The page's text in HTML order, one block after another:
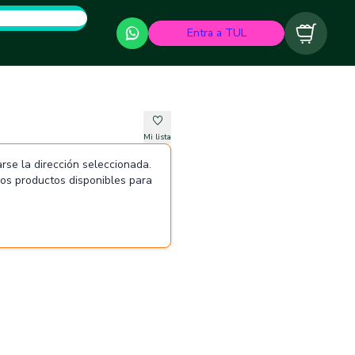
Entra a TUL Carrito
Mi lista
la dirección seleccionada.
productos disponibles para